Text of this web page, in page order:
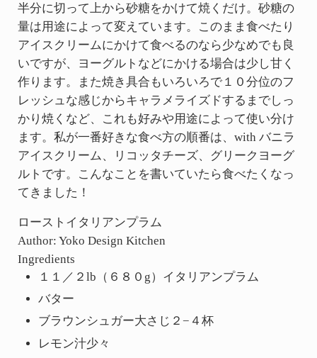
半分に切って上から砂糖をかけて焼くだけ。砂糖の
量は用途によって変えています。このまま食べたり
アイスクリームにかけて食べるのなら少なめでも良
いですが、ヨーグルトなどにかける場合は少し甘く
作ります。また焼き具合もいろいろで１０分位のフ
レッシュな感じからキャラメライズドするまでしっ
かり焼くなど、これも好みや用途によって使い分け
ます。私が一番好きな食べ方の順番は、with バニラ
アイスクリーム、リコッタチーズ、グリークヨーグ
ルトです。こんなことを書いていたら食べたくなっ
てきました！
ローストイタリアンプラム
Author: Yoko Design Kitchen
Ingredients
１１／２lb（６８０g）イタリアンプラム
バター
ブラウンシュガー大さじ２−４杯
レモン汁少々